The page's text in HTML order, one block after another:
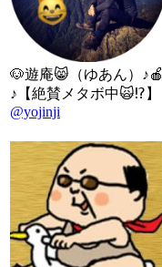
🐶遊庵😸（ゆあん）♪🍎
♪【絶賛メタボ中🙀⁉️】
@yojinji